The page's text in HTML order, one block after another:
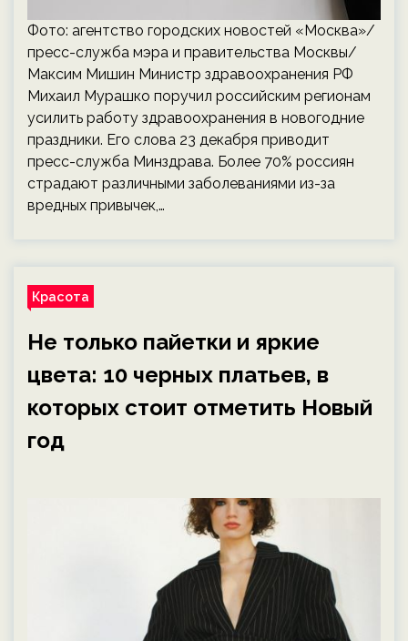
Фото: агентство городских новостей «Москва»/
пресс-служба мэра и правительства Москвы/
Максим Мишин Министр здравоохранения РФ
Михаил Мурашко поручил российским регионам
усилить работу здравоохранения в новогодние
праздники. Его слова 23 декабря приводит
пресс-служба Минздрава. Более 70% россиян
страдают различными заболеваниями из-за
вредных привычек,…
Красота
Не только пайетки и яркие
цвета: 10 черных платьев, в
которых стоит отметить Новый
год